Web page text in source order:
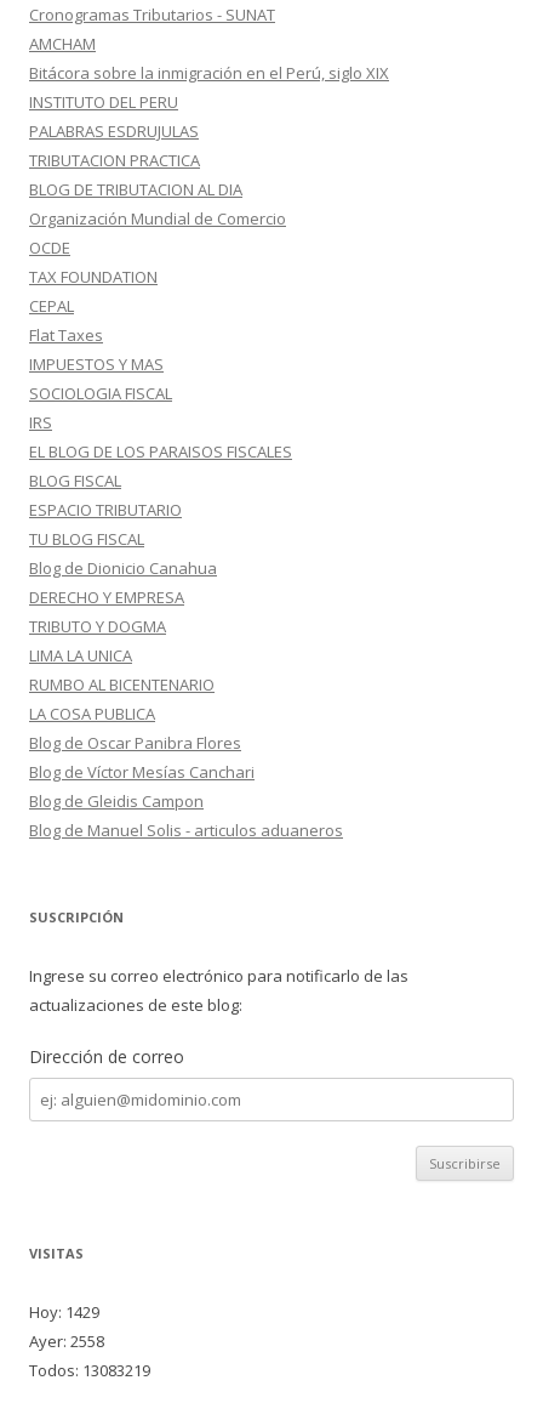
Cronogramas Tributarios - SUNAT
AMCHAM
Bitácora sobre la inmigración en el Perú, siglo XIX
INSTITUTO DEL PERU
PALABRAS ESDRUJULAS
TRIBUTACION PRACTICA
BLOG DE TRIBUTACION AL DIA
Organización Mundial de Comercio
OCDE
TAX FOUNDATION
CEPAL
Flat Taxes
IMPUESTOS Y MAS
SOCIOLOGIA FISCAL
IRS
EL BLOG DE LOS PARAISOS FISCALES
BLOG FISCAL
ESPACIO TRIBUTARIO
TU BLOG FISCAL
Blog de Dionicio Canahua
DERECHO Y EMPRESA
TRIBUTO Y DOGMA
LIMA LA UNICA
RUMBO AL BICENTENARIO
LA COSA PUBLICA
Blog de Oscar Panibra Flores
Blog de Víctor Mesías Canchari
Blog de Gleidis Campon
Blog de Manuel Solis - articulos aduaneros
SUSCRIPCIÓN
Ingrese su correo electrónico para notificarlo de las
actualizaciones de este blog:
Dirección de correo
Dirección
de
correo
VISITAS
Hoy: 1429
Ayer: 2558
Todos: 13083219